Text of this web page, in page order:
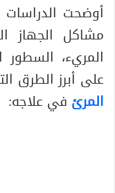
أوضحت
مشاكل الجهاز
المريء، السطور
على أبرز الطرق
المرئ في علاجه: